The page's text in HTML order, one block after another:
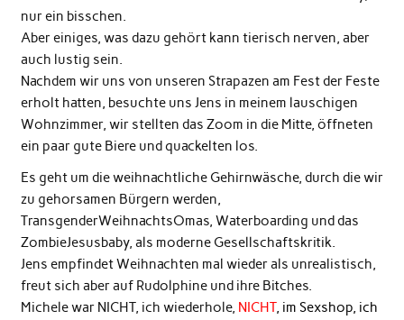
nur ein bisschen.
Aber einiges, was dazu gehört kann tierisch nerven, aber
auch lustig sein.
Nachdem wir uns von unseren Strapazen am Fest der Feste
erholt hatten, besuchte uns Jens in meinem lauschigen
Wohnzimmer, wir stellten das Zoom in die Mitte, öffneten
ein paar gute Biere und quackelten los.
Es geht um die weihnachtliche Gehirnwäsche, durch die wir
zu gehorsamen Bürgern werden,
TransgenderWeihnachtsOmas, Waterboarding und das
ZombieJesusbaby, als moderne Gesellschaftskritik.
Jens empfindet Weihnachten mal wieder als unrealistisch,
freut sich aber auf Rudolphine und ihre Bitches.
Michele war NICHT, ich wiederhole, NICHT, im Sexshop, ich